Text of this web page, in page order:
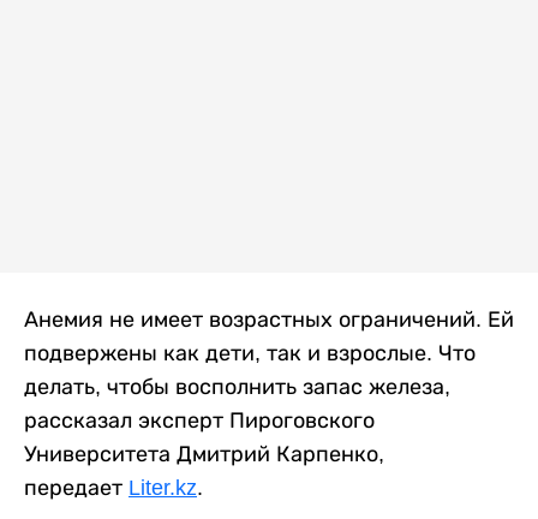
Анемия не имеет возрастных ограничений. Ей
подвержены как дети, так и взрослые. Что
делать, чтобы восполнить запас железа,
рассказал эксперт Пироговского
Университета Дмитрий Карпенко,
передает Liter.kz.